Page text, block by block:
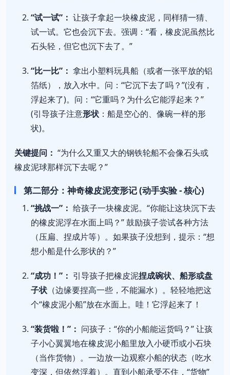
“试一试”： 让孩子拿起一块橡皮泥，同样猜一猜、
试一试。它也会沉下去。强调：“看，橡皮泥虽然比
石头轻，但它也沉下去了。”
“比一比”： 拿出小塑料玩具船（或者一张平放的铝
箔纸），放入水中。问：“它沉下去了吗？”(没有，
浮起来了)。问：“它重吗？为什么它能浮起来？”
(引导孩子注意形状 ：船是空心的、像碗一样的形
状)。
关键提问： “为什么又重又大的钢铁轮船不会像石头或
橡皮泥球那样沉下去呢？”
第二部分：神奇橡皮泥变形记 (动手实验 - 核心)
“挑战一”： 给孩子一块橡皮泥。“你能让这块沉下去
的橡皮泥浮在水面上吗？” 鼓励孩子尝试各种方法
（压扁、捏成片等）。如果孩子没想到，提示：“想
想小船是什么形状的？”
“成功！”： 引导孩子把橡皮泥捏成碗状、船形或盘
子状 （边缘要捏高一些，不能漏水）。轻轻地把这
个“橡皮泥小船”放在水面上。哇！它浮起来了！
“装货啦！”： 问孩子：“你的小船能运货吗？” 让孩
子小心翼翼地在橡皮泥小船里放入小硬币或小石块
（当作货物）。一边放一边观察小船的状态（吃水
变深，但依然浮着）。直到小船承受不住，“货物”